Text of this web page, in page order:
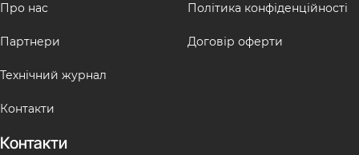
Про нас
Партнери
Технічний журнал
Контакти
Політика конфіденційності
Договір оферти
Контакти